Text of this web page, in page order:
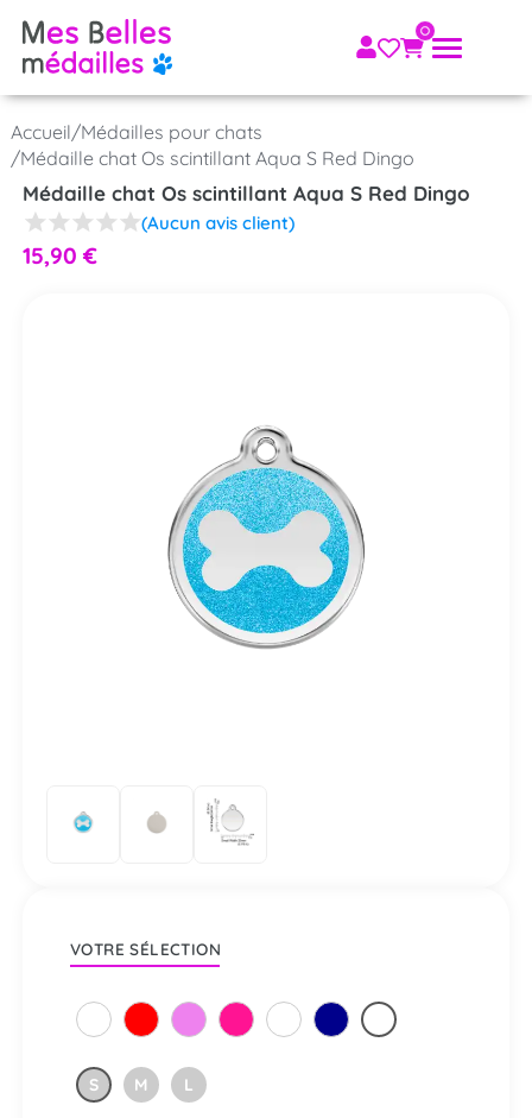
Accueil/Médailles pour chats
/Médaille chat Os scintillant Aqua S Red Dingo
Médaille chat Os scintillant Aqua S Red Dingo
(Aucun avis client)
15,90 €
VOTRE SÉLECTION
S M L